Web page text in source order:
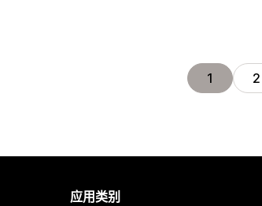
1 2
应用类别